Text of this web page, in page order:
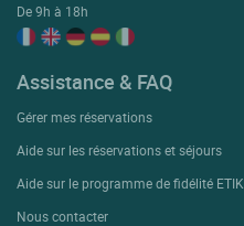
De 9h à 18h
Assistance & FAQ
Gérer mes réservations
Aide sur les réservations et séjours
Aide sur le programme de fidélité ETIK
Nous contacter